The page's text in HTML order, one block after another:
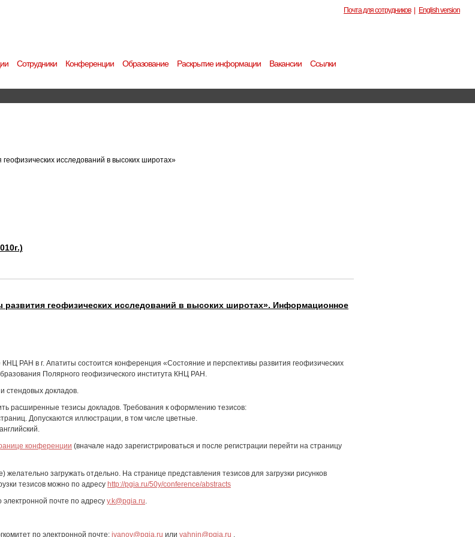
Почта для сотрудников English version
Сотрудники Конференции Образование Раскрытие информации Вакансии
Ссылки
исследований в высоких широтах»
развития геофизических исследований в высоких широтах». Информационное
РАН в г. Апатиты состоится конференция «Состояние и перспективы развития геофизических
Полярного геофизического института КНЦ РАН.
стендовых докладов.
расширенные тезисы докладов. Требования к оформлению тезисов:
Допускаются иллюстрации, в том числе цветные.
конференции (вначале надо зарегистрироваться и после регистрации перейти на страницу
загружать отдельно. На странице представления тезисов для загрузки рисунков
тезисов можно по адресу http://pgia.ru/50y/conference/abstracts
почте по адресу y.k@pgia.ru.
по электронной почте: ivanov@pgia.ru или yahnin@pgia.ru .